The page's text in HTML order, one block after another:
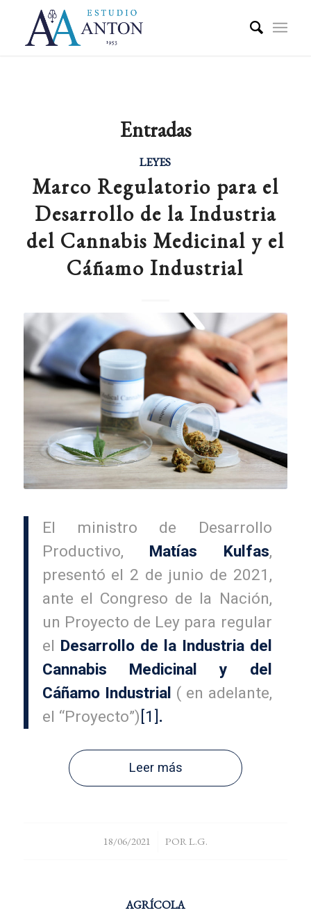
Entradas
LEYES
Marco Regulatorio para el
Desarrollo de la Industria
del Cannabis Medicinal y el
Cáñamo Industrial
El ministro de Desarrollo
Productivo, Matías Kulfas,
presentó el 2 de junio de 2021,
ante el Congreso de la Nación,
un Proyecto de Ley para regular
el Desarrollo de la Industria del
Cannabis Medicinal y del
Cáñamo Industrial ( en adelante,
el “Proyecto”)[1].
Leer más
18/06/2021
/ PORL.G.
AGRÍCOLA